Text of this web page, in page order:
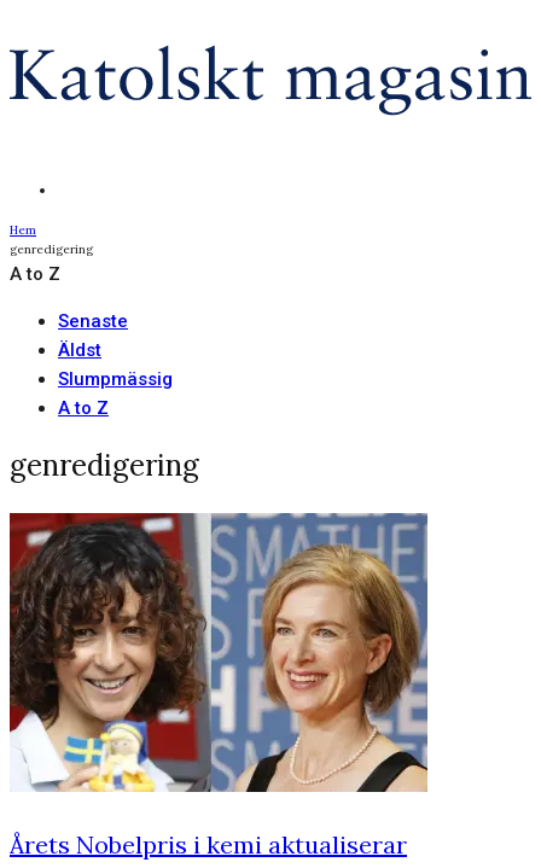
Hem
genredigering
A to Z
Senaste
Äldst
Slumpmässig
A to Z
genredigering
Årets Nobelpris i kemi aktualiserar